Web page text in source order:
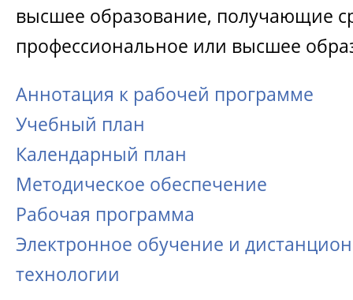
высшее образование, получающие
профессиональное или высшее
Аннотация к рабочей программе
Учебный план
Календарный план
Методическое обеспечение
Рабочая программа
Электронное обучение и
технологии